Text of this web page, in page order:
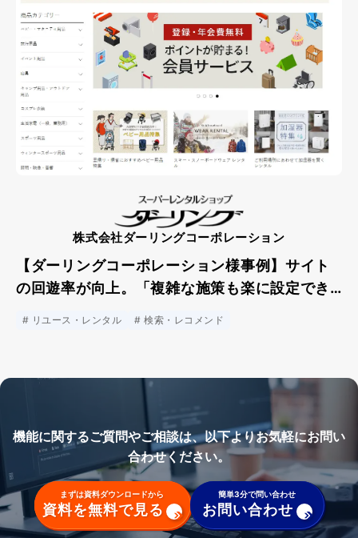
株式会社ダーリングコーポレーション
【ダーリングコーポレーション様事例】サイト
の回遊率が向上。「複雑な施策も楽に設定でき
リユース・レンタル 検索・レコメンド
機能に関するご質問やご相談は、以下よりお気軽にお問い
合わせください。
まずは資料ダウンロードから
資料を無料で見る
簡単3分で問い合わせ
お問い合わせ